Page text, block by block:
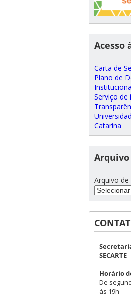
Acesso
Carta de
Plano de
Serviço
Catarina
Arquivo
SECARTE
Horário
De
às 19h